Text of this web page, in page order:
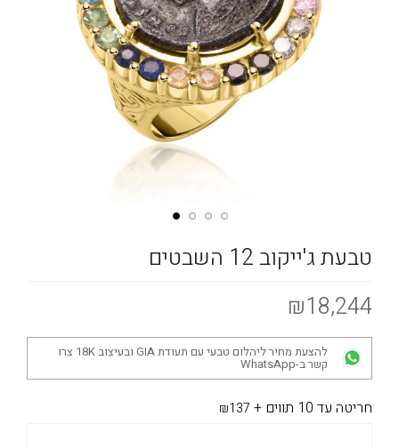
טבעת ג'ייקוב 12 השבטים
₪18,244
להצעת מחיר ליהלום טבעי עם תעודת GIA ובעיצוב 18K צרו
קשר ב-WhatsApp
חריטה עד 10 תווים +
₪137